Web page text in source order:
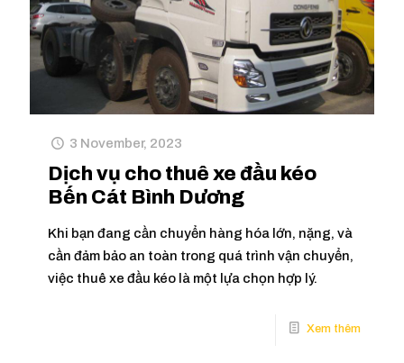
3 November, 2023
Dịch vụ cho thuê xe đầu kéo
Bến Cát Bình Dương
Khi bạn đang cần chuyển hàng hóa lớn, nặng, và
cần đảm bảo an toàn trong quá trình vận chuyển,
việc thuê xe đầu kéo là một lựa chọn hợp lý.